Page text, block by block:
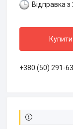
Відправка
Купити
+380 (50) 291-